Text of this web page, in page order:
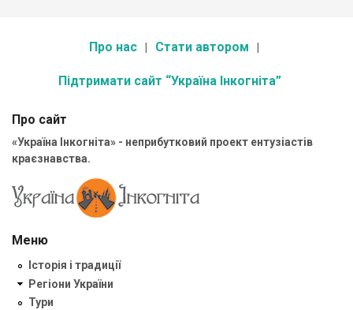
Про нас Стати автором
Підтримати сайт “Україна Інкогніта”
Про сайт
«Україна Інкогніта» - неприбутковий проект ентузіастів
краєзнавства.
Меню
Історія і традиції
Регіони України
Тури